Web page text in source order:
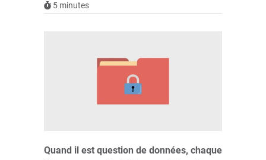
5 minutes
Quand il est question de données, chaque